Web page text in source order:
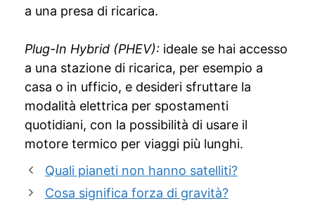
a una presa di ricarica.
Plug-In Hybrid (PHEV): ideale se hai accesso
a una stazione di ricarica, per esempio a
casa o in ufficio, e desideri sfruttare la
modalità elettrica per spostamenti
quotidiani, con la possibilità di usare il
motore termico per viaggi più lunghi.
Quali pianeti non hanno satelliti?
Cosa significa forza di gravità?